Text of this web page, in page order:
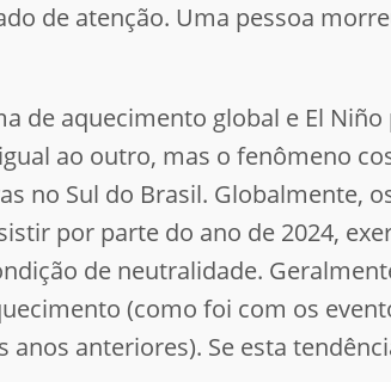
de atenção. Uma pessoa
de aquecimento global e El
ao outro, mas o fenômeno
no Sul do Brasil. Globalmente,
por parte do ano de 2024,
de neutralidade.
(como foi com os
anos anteriores). Se esta